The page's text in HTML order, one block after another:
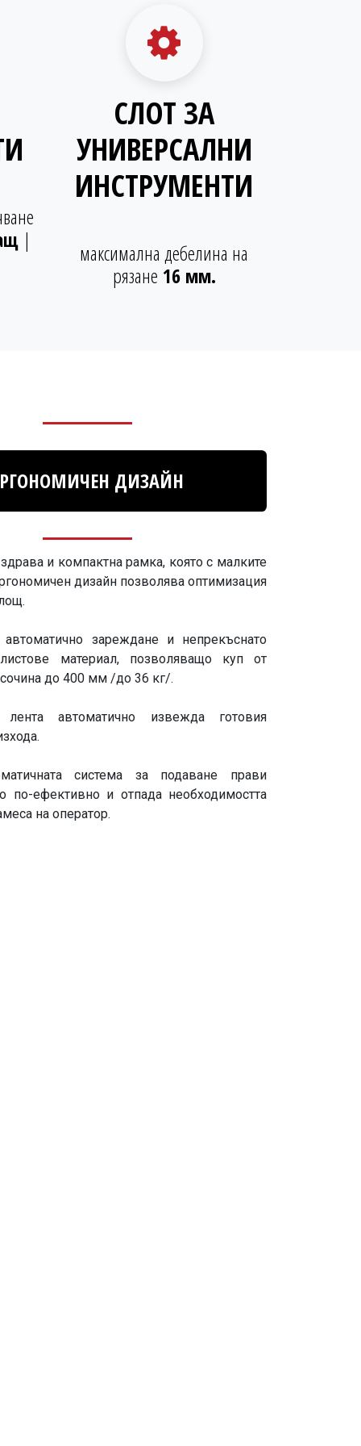
|
СЛОТ ЗА
УНИВЕРСАЛНИ
ИНСТРУМЕНТИ
максимална дебелина на
рязане 16 мм.
ДИЗАЙН
и компактна рамка, която с малките
дизайн позволява оптимизация
автоматично зареждане и непрекъснато
материал, позволяващо куп от
до 400 мм /до 36 кг/.
лента автоматично извежда готовия
система за подаване прави
по-ефективно и отпада необходимостта
на оператор.​​